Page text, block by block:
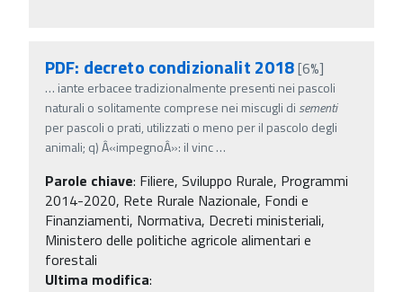
PDF: decreto condizionalit 2018[6%]
… iante erbacee tradizionalmente presenti nei pascoli
naturali o solitamente comprese nei miscugli di sementi
per pascoli o prati, utilizzati o meno per il pascolo degli
animali; q) Â«impegnoÂ»: il vinc…
Parole chiave: Filiere, Sviluppo Rurale, Programmi
2014-2020, Rete Rurale Nazionale, Fondi e
Finanziamenti, Normativa, Decreti ministeriali,
Ministero delle politiche agricole alimentari e
forestali
Ultima modifica: